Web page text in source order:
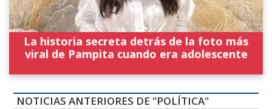
La historia secreta detrás de la foto más
viral de Pampita cuando era adolescente
NOTICIAS ANTERIORES DE "POLÍTICA"